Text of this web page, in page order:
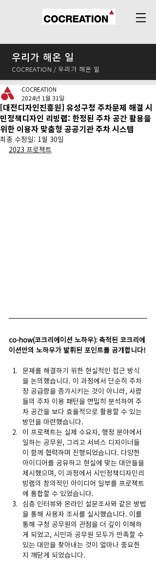
우리가 해온 일
COCREATION / 우리가 해온 일
[대전디자인진흥원] 유성구청 주차문제 해결 시
민정책디자인 리빙랩: 한정된 주차 공간 활용을
위한 이용자 맞춤형 공공기관 주차 시스템
COCREATION
2024년 1월 31일
최종 수정일: 1월 30일
2023 프로젝트
co-how(코크리에이션 노하우): 축적된 코크리에
이션만의 노하우가 발휘된 포인트를 공개합니다!
문제를 해결하기 위한 현실적인 접근 방식
을 논의했습니다. 이 과정에서 단순히 주차
장 공급량을 증가시키는 것이 아니라, 사람
들의 주차 이용 패턴을 면밀히 분석하여 주
차 공간을 보다 효율적으로 활용할 수 있는
방안을 마련했습니다.
이 프로젝트는 실제 수요자, 행정 분야에서
일하는 공무원, 그리고 서비스 디자이너들
이 함께 협력하며 진행되었습니다. 다양한
아이디어를 공유하고 현실에 맞는 대안들을
제시했으며, 이 과정에서 시민정책디자인리
빙랩의 창의적인 아이디어 일부를 프로젝트
에 통합할 수 있었습니다.
심층 인터뷰와 온라인 설문조사와 같은 방법
을 통해 사용자 조사를 실시했습니다. 이를
통해 구청 공무원의 관점을 더 깊이 이해하
게 되었고, 시민과 공무원 모두가 만족할 수
있는 대안을 찾아내는 것이 얼마나 중요한
지 깨닫게 되었습니다.